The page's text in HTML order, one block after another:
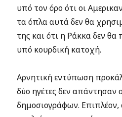
υπό τον όρο ότι οι
τα όπλα αυτά δεν θα
της και ότι η Ράκκα δεν θα
υπό κουρδική κατοχή.
Αρνητική εντύπωση
δύο ηγέτες δεν απάντησαν
δημοσιογράφων. Επιπλέον,